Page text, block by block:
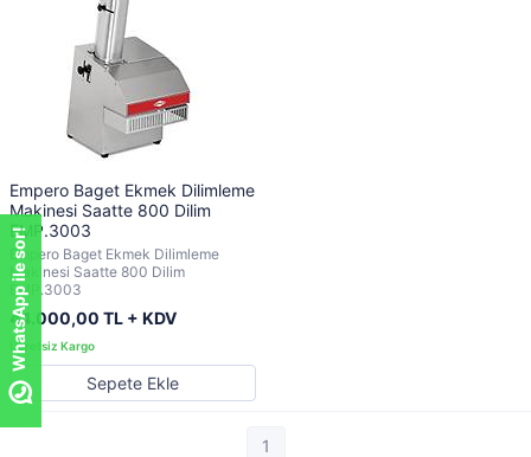
Empero Baget Ekmek Dilimleme
Makinesi Saatte 800 Dilim
EMP.3003
Empero Baget Ekmek Dilimleme
Makinesi Saatte 800 Dilim
EMP.3003
44.000,00 TL + KDV
Sepete Ekle
1
WhatsApp ile sor!